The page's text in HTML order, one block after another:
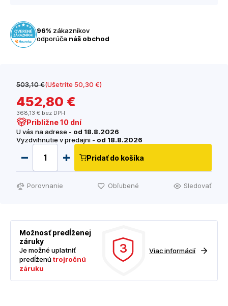
96% zákazníkov
odporúča náš obchod
503,10 €(Ušetríte 50,30 €)
452,80 €
368,13 € bez DPH
Približne 10 dní
U vás na adrese - od 18.8.2026
Vyzdvihnutie v predajni - od 18.8.2026
Pridať do košíka
Porovnanie Obľubené Sledovať
Možnosť predĺženej
záruky
Je možné uplatniť
predĺženútrojročnú
záruku
3 Viac informácií